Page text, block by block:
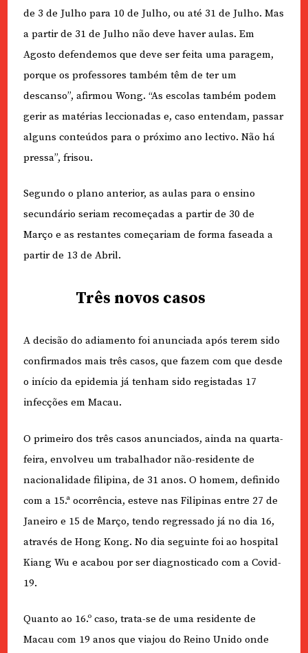
de 3 de Julho para 10 de Julho, ou até 31 de Julho. Mas
a partir de 31 de Julho não deve haver aulas. Em
Agosto defendemos que deve ser feita uma paragem,
porque os professores também têm de ter um
descanso”, afirmou Wong. “As escolas também podem
gerir as matérias leccionadas e, caso entendam, passar
alguns conteúdos para o próximo ano lectivo. Não há
pressa”, frisou.
Segundo o plano anterior, as aulas para o ensino
secundário seriam recomeçadas a partir de 30 de
Março e as restantes começariam de forma faseada a
partir de 13 de Abril.
Três novos casos
A decisão do adiamento foi anunciada após terem sido
confirmados mais três casos, que fazem com que desde
o início da epidemia já tenham sido registadas 17
infecções em Macau.
O primeiro dos três casos anunciados, ainda na quarta-
feira, envolveu um trabalhador não-residente de
nacionalidade filipina, de 31 anos. O homem, definido
com a 15.ª ocorrência, esteve nas Filipinas entre 27 de
Janeiro e 15 de Março, tendo regressado já no dia 16,
através de Hong Kong. No dia seguinte foi ao hospital
Kiang Wu e acabou por ser diagnosticado com a Covid-
19.
Quanto ao 16.º caso, trata-se de uma residente de
Macau com 19 anos que viajou do Reino Unido onde